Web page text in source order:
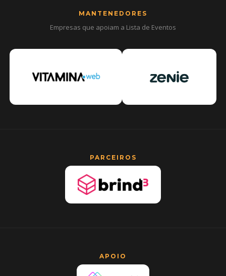
MANTENEDORES
Empresas que apoiam a Lista de Eventos
PARCEIROS
APOIO